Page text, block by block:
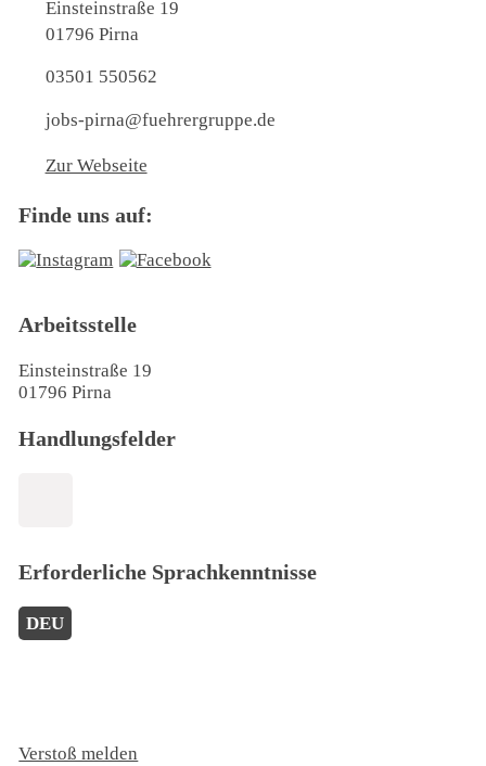
Einsteinstraße 19
01796 Pirna
03501 550562
jobs-pirna@fuehrergruppe.de
Zur Webseite
Finde uns auf:
Arbeitsstelle
Einsteinstraße 19
01796 Pirna
Handlungsfelder
Erforderliche Sprachkenntnisse
DEU
Verstoß melden